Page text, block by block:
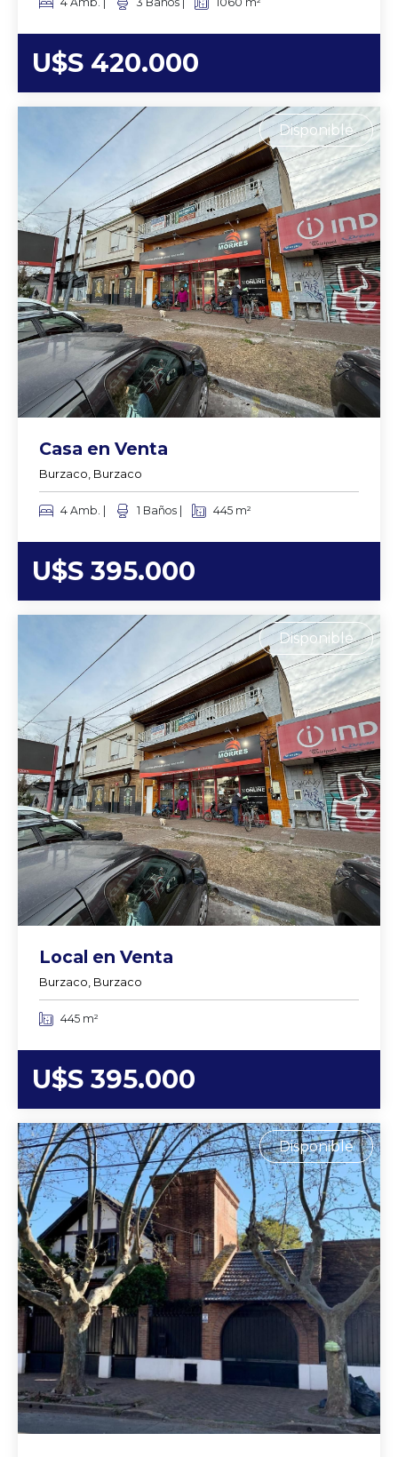
U$S 420.000
Disponible
Casa en Venta
Burzaco, Burzaco
4 Amb. | 1 Baños | 445 m²
U$S 395.000
Disponible
Local en Venta
Burzaco, Burzaco
445 m²
U$S 395.000
Disponible